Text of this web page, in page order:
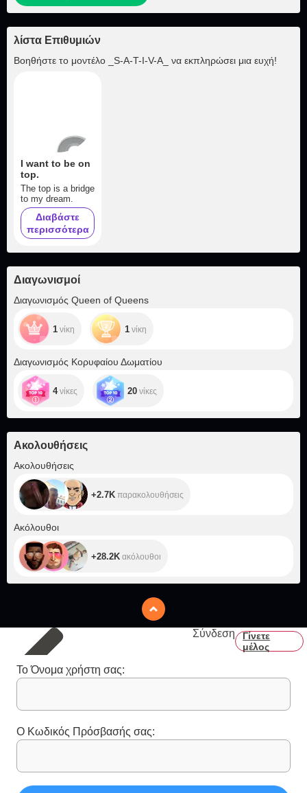
λίστα Επιθυμιών
Βοηθήστε το μοντέλο _S-A-T-I-V-A_ να εκπληρώσει μια ευχή!
I want to be on
top.
The top is a bridge
to my dream.
Διαβάστε
περισσότερα
Διαγωνισμοί
Διαγωνισμός Queen of Queens
1 νίκη 1 νίκη
Διαγωνισμός Κορυφαίου Δωματίου
4νίκες 20 νίκες
Ακολουθήσεις
Ακολουθήσεις
+2.7K παρακολουθήσεις
Ακόλουθοι
+28.2K ακόλουθοι
Σύνδεση
Γίνετε
μέλος
Το Όνομα χρήστη σας:
Ο Κωδικός Πρόσβασής σας: